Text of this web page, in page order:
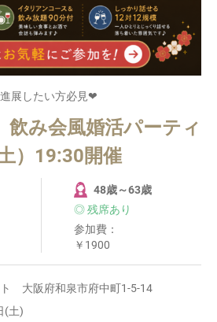
展したい方必見❤
み会風婚活パーティ
）19:30開催
48歳～63歳
◎ 残席あり
参加費：
￥1900
大阪府和泉市府中町1-5-14
(土)